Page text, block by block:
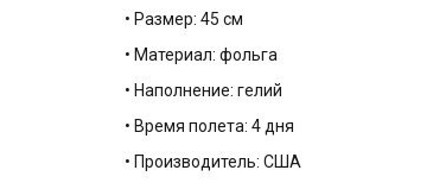
• Размер: 45 см
• Материал: фольга
• Наполнение: гелий
• Время полета: 4 дня
• Производитель: США